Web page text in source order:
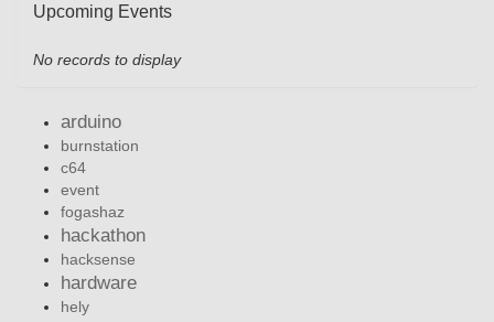
Upcoming Events
No records to display
arduino
burnstation
c64
event
fogashaz
hackathon
hacksense
hardware
hely